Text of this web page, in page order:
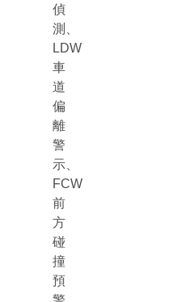
偵
測、
LDW
車
道
偏
離
警
示、
FCW
前
方
碰
撞
預
警、